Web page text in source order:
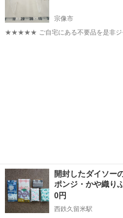
宗像市
★★★★★ ご自宅にある不要品を是非ジ
開封したダイソー
ポンジ・かや織り
0円
西鉄久留米駅